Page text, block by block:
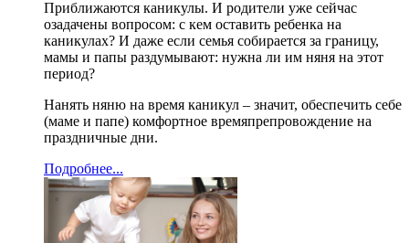
Приближаются каникулы. И родители уже сейчас
озадачены вопросом: с кем оставить ребенка на
каникулах? И даже если семья собирается за границу,
мамы и папы раздумывают: нужна ли им няня на этот
период?
Нанять няню на время каникул – значит, обеспечить себе
(маме и папе) комфортное времяпрепровождение на
праздничные дни.
Подробнее...